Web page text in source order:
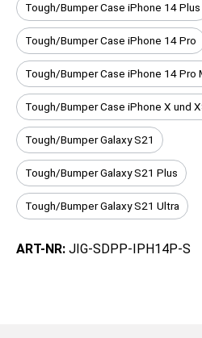
Tough/Bumper Case iPhone 14 Plus
Tough/Bumper Case iPhone 14 Pro
Tough/Bumper Case iPhone 14 Pro
Tough/Bumper Case iPhone X und
Tough/Bumper Galaxy S21
Tough/Bumper Galaxy S21 Plus
Tough/Bumper Galaxy S21 Ultra
ART-NR: JIG-SDPP-IPH14P-S